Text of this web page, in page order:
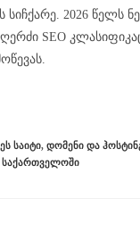
სიჩქარე. 2026 წელს
SEO
ᲡᲐᲘᲢᲘ, ᲓᲝᲛᲔᲜᲘ ᲓᲐ
ᲡᲐᲥᲐᲠᲗᲕᲔᲚᲝᲨᲘ